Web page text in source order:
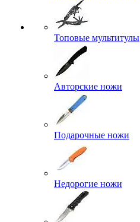
Топовые мультитулы
Авторские ножи
Подарочные ножи
Недорогие ножи